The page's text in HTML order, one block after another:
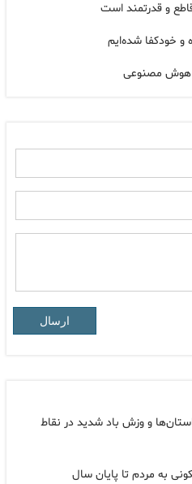
و قدرتمند است
خودکفا شده‌ایم
هوش مصنوعی
ارسال
و وزش باد شدید در نقاط